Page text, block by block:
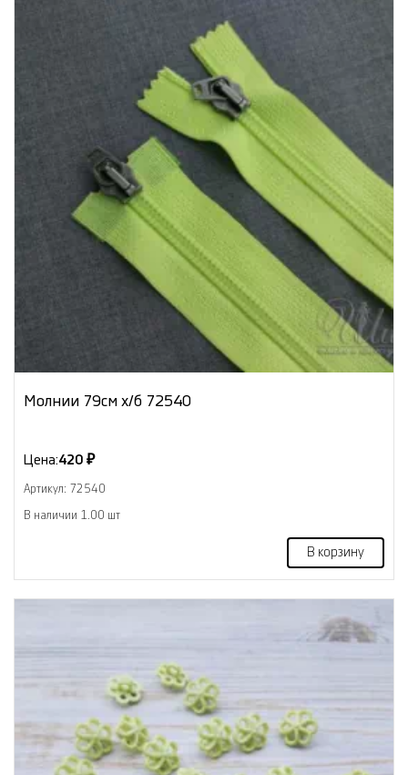
Молнии 79см х/б 72540
Цена:420 ₽
Артикул: 72540
В наличии 1.00 шт
В корзину